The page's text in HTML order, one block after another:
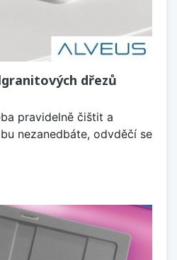
dřezů
pravidelně čištit a
nezanedbáte, odvděčí se